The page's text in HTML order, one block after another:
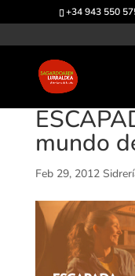
+34 943 550
mundo
Feb 29, 2012